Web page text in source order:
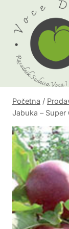
content
Početna /
Jabuka – Super